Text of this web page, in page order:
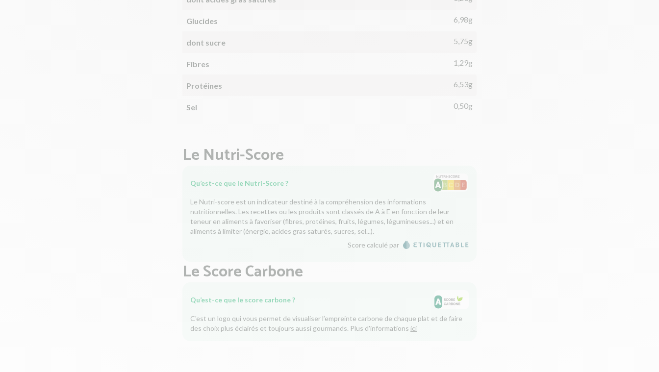
Glucides 6,98g
dont sucre 5,75g
Fibres 1,29g
Protéines 6,53g
Sel 0,50g
Le Nutri-Score
Qu’est-ce que le Nutri-Score ?
Le Nutri-score est un indicateur destiné à la compréhension des informations
nutritionnelles. Les recettes ou les produits sont classés de A à E en fonction de leur
teneur en aliments à favoriser (fibres, protéines, fruits, légumes, légumineuses...) et en
aliments à limiter (énergie, acides gras saturés, sucres, sel...).
Score calculé par
Le Score Carbone
Qu’est-ce que le score carbone ?
C'est un logo qui vous permet de visualiser l’empreinte carbone de chaque plat et de faire
des choix plus éclairés et toujours aussi gourmands. Plus d'informations ici